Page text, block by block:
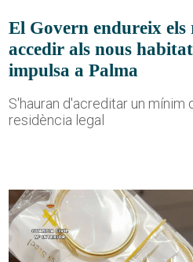
El Govern endureix els
accedir als nous
impulsa a Palma
S'hauran d'acreditar un mínim
residència legal